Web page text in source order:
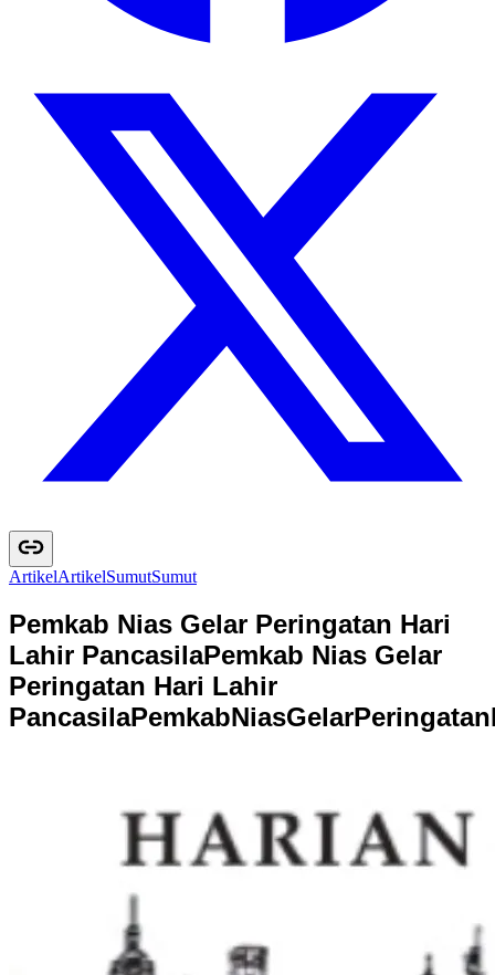
ArtikelArtikelSumutSumut
Pemkab Nias Gelar Peringatan Hari
Lahir PancasilaPemkab Nias Gelar
Peringatan Hari Lahir
PancasilaPemkabNiasGelarPeringatan